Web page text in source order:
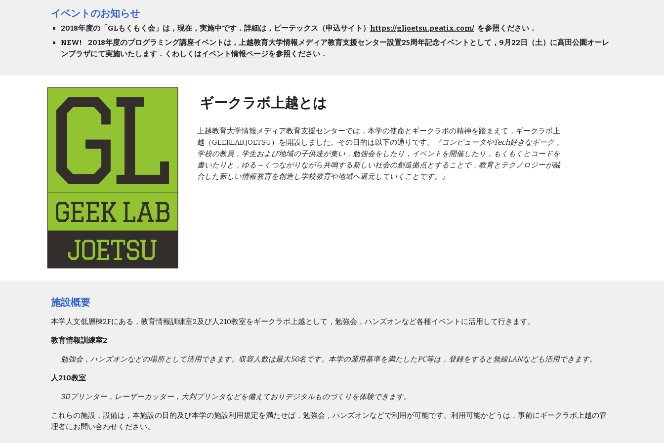
イベントのお知らせ
2018年度の「GLもくもく会」は，現在，実施中です．詳細は，ピーテックス（申込サイト） https://gljoetsu.peatix.com/
  を参照ください．
NEW!    2018年度のプログラミング講座イベントは，上越教育大学情報メディア教育支援センター設置25周年記念イベントとして，9月22日（土）に高田公園オーレ
ンプラザにて実施いたします．くわしくはイベント情報ページを参照ください．
ギークラボ上越とは
上越教育大学情報メディア教育支援センターでは，本学の使命とギークラボの精神を踏まえて，ギークラボ上
越（GEEKLAB.JOETSU）を開設しました。その目的は以下の通りです。
『コンピュータやTech好きなギーク，
学校の教員，学生および地域の子供達が集い，勉強会をしたり，イベントを開催したり，もくもくとコードを
書いたりと，ゆる～くつながりながら共鳴する新しい社会の創造拠点とすることで，教育とテクノロジーが融
合した新しい情報教育を創造し学校教育や地域へ還元していくことです。』
施設概要
本学人文低層棟2Fにある，教育情報訓練室2及び人210教室をギークラボ上越として，勉強会，ハンズオンなど各種イベントに活用して行きます。
教育情報訓練室2
勉強会，ハンズオンなどの場所として活用できます。収容人数は最大50名です。本学の運用基準を満たしたPC等は，登録をすると無線LANなども活用できます。
人210教室
3Dプリンター，レーザーカッター，大判プリンタなどを備えておりデジタルものづくりを体験できます。
これらの施設，設備は，本施設の目的及び本学の施設利用規定を満たせば，勉強会，ハンズオンなどで利用が可能です。利用可能かどうは，事前にギークラボ上越の管
理者にお問い合わせください。